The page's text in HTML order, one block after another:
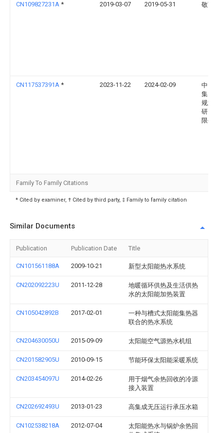
CN109827231A * 2019-03-07 2019-05-31 敬西
CN117537391A * 2023-11-22 2024-02-09
中国
集团
规划
研究
限公
Family To Family Citations
* Cited by examiner, † Cited by third party, ‡ Family to family citation
Similar Documents
Publication Publication Date Title
CN101561188A 2009-10-21 新型太阳能热水系统
CN202092223U 2011-12-28
地暖循环供热及生活供热
水的太阳能加热装置
CN105042892B 2017-02-01
一种与槽式太阳能集热器
联合的热水系统
CN204630050U 2015-09-09 太阳能空气源热水机组
CN201582905U 2010-09-15 节能环保太阳能采暖系统
CN203454097U 2014-02-26
用于烟气余热回收的冷源
接入装置
CN202692493U 2013-01-23 高集成无压运行承压水箱
CN102538218A 2012-07-04
太阳能热水与锅炉余热回